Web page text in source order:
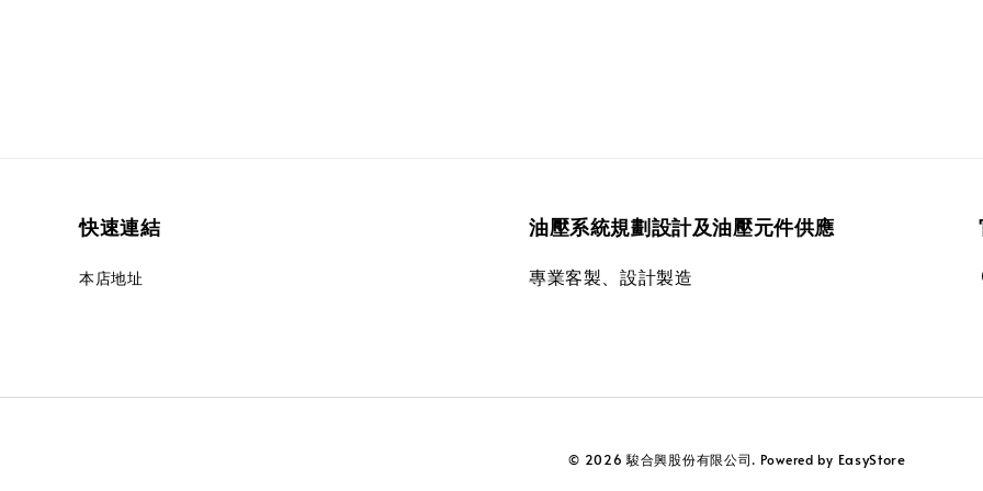
快速連結
本店地址
油壓系統規劃設計及油壓元件供應
專業客製、設計製造
© 2026 駿合興股份有限公司. Powered by EasyStore